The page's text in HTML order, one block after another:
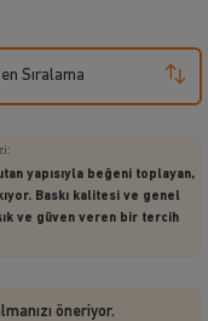
Sıralama
yapısıyla beğeni toplayan,
Baskı kalitesi ve genel
ve güven veren bir tercih
öneriyor.